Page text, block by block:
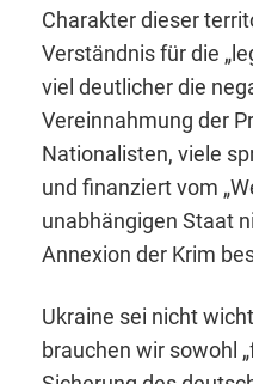
Charakter dieser
Verständnis für die
viel deutlicher die
Vereinnahmung der
Nationalisten, viele
und finanziert vom
unabhängigen Staat
Annexion der Krim
Ukraine sei nicht
brauchen wir sowohl